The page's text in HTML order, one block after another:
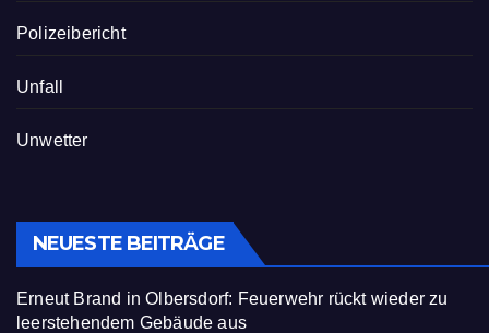
Polizeibericht
Unfall
Unwetter
NEUESTE BEITRÄGE
Erneut Brand in Olbersdorf: Feuerwehr rückt wieder zu
leerstehendem Gebäude aus